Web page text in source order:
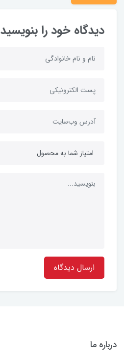
دیدگاه خود را بنویسید
ارسال دیدگاه
درباره ما